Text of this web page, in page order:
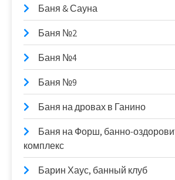
Баня & Сауна
Баня №2
Баня №4
Баня №9
Баня на дровах в Ганино
Баня на Форш, банно-
комплекс
Барин Хаус, банный клуб